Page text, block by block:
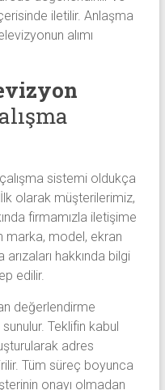
iletilir. Anlaşma
alımı
sistemi oldukça
olarak müşterilerimiz,
firmamızla iletişime
marka, model, ekran
hakkında bilgi
edilir.
değerlendirme
Teklifin kabul
adres
Tüm süreç boyunca
onayı olmadan